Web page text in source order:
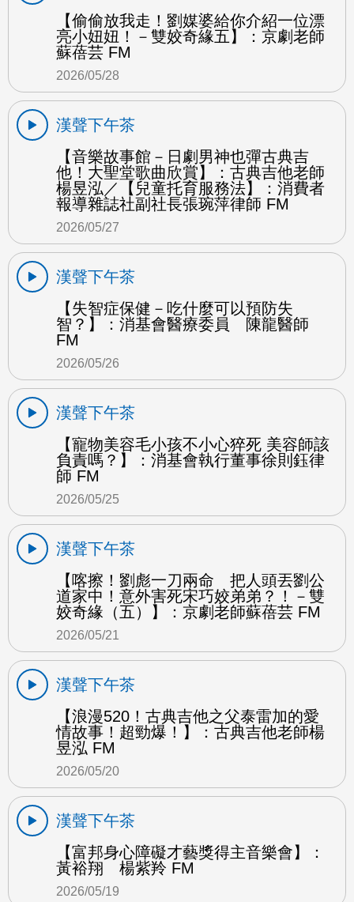
【偷偷放我走！劉媒婆給你介紹一位漂
亮小妞妞！－雙姣奇緣五】：京劇老師
蘇蓓芸 FM
2026/05/28
漢聲下午茶
【音樂故事館－日劇男神也彈古典吉
他！大聖堂歌曲欣賞】：古典吉他老師
楊昱泓／【兒童托育服務法】：消費者
報導雜誌社副社長張琬萍律師 FM
2026/05/27
漢聲下午茶
【失智症保健－吃什麼可以預防失
智？】：消基會醫療委員 陳龍醫師
FM
2026/05/26
漢聲下午茶
【寵物美容毛小孩不小心猝死 美容師該
負責嗎？】：消基會執行董事徐則鈺律
師 FM
2026/05/25
漢聲下午茶
【喀擦！劉彪一刀兩命 把人頭丟劉公
道家中！意外害死宋巧姣弟弟？！－雙
姣奇緣（五）】：京劇老師蘇蓓芸 FM
2026/05/21
漢聲下午茶
【浪漫520！古典吉他之父泰雷加的愛
情故事！超勁爆！】：古典吉他老師楊
昱泓 FM
2026/05/20
漢聲下午茶
【富邦身心障礙才藝獎得主音樂會】：
黃裕翔 楊紫羚 FM
2026/05/19